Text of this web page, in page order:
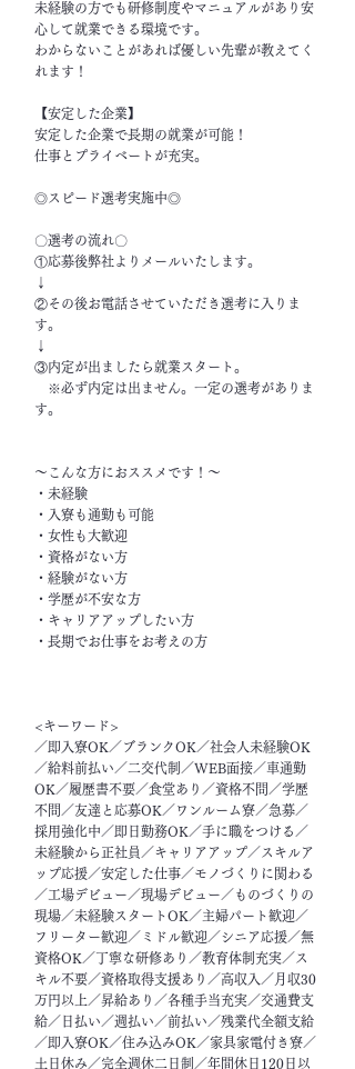
未経験の方でも研修制度やマニュアルがあり安
心して就業できる環境です。
わからないことがあれば優しい先輩が教えてく
れます！
【安定した企業】
安定した企業で長期の就業が可能！
仕事とプライベートが充実。
◎スピード選考実施中◎
〇選考の流れ〇
①応募後弊社よりメールいたします。
↓
②その後お電話させていただき選考に入りま
す。
↓
③内定が出ましたら就業スタート。
※必ず内定は出ません。一定の選考がありま
す。
～こんな方におススメです！～
・未経験
・入寮も通勤も可能
・女性も大歓迎
・資格がない方
・経験がない方
・学歴が不安な方
・キャリアアップしたい方
・長期でお仕事をお考えの方
<キーワード>
／即入寮OK／ブランクOK／社会人未経験OK
／給料前払い／二交代制／WEB面接／車通勤
OK／履歴書不要／食堂あり／資格不問／学歴
不問／友達と応募OK／ワンルーム寮／急募／
採用強化中／即日勤務OK／手に職をつける／
未経験から正社員／キャリアアップ／スキルア
ップ応援／安定した仕事／モノづくりに関わる
／工場デビュー／現場デビュー／ものづくりの
現場／未経験スタートOK／主婦パート歓迎／
フリーター歓迎／ミドル歓迎／シニア応援／無
資格OK／丁寧な研修あり／教育体制充実／ス
キル不要／資格取得支援あり／高収入／月収30
万円以上／昇給あり／各種手当充実／交通費支
給／日払い／週払い／前払い／残業代全額支給
／即入寮OK／住み込みOK／家具家電付き寮／
土日休み／完全週休二日制／年間休日120日以